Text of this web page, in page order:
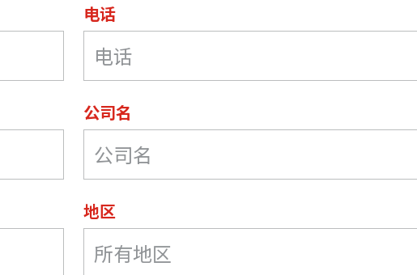
电话
公司名
地区
所有地区